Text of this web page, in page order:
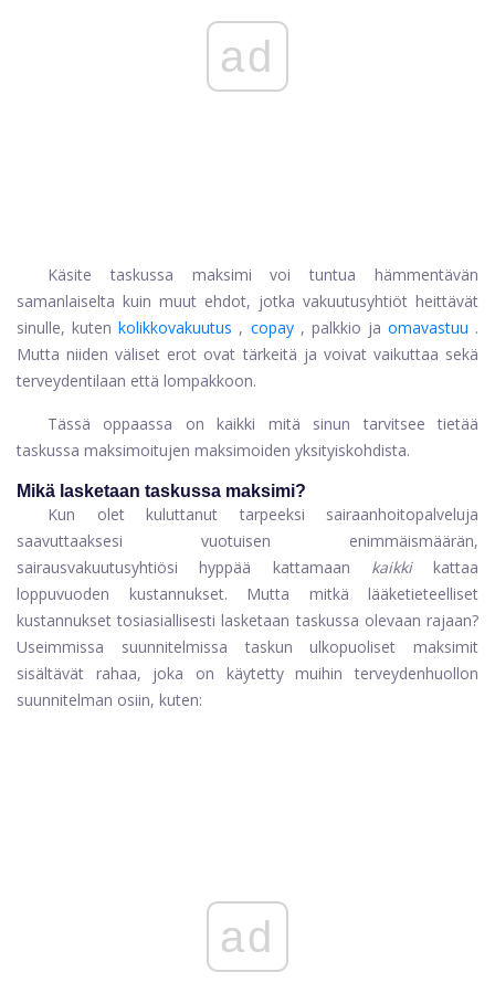
ad
Käsite taskussa maksimi voi tuntua hämmentävän
samanlaiselta kuin muut ehdot, jotka vakuutusyhtiöt heittävät
sinulle, kuten kolikkovakuutus , copay , palkkio ja omavastuu .
Mutta niiden väliset erot ovat tärkeitä ja voivat vaikuttaa sekä
terveydentilaan että lompakkoon.
Tässä oppaassa on kaikki mitä sinun tarvitsee tietää
taskussa maksimoitujen maksimoiden yksityiskohdista.
Mikä lasketaan taskussa maksimi?
Kun olet kuluttanut tarpeeksi sairaanhoitopalveluja
saavuttaaksesi vuotuisen enimmäismäärän,
sairausvakuutusyhtiösi hyppää kattamaan
kaikki
kattaa
loppuvuoden kustannukset. Mutta mitkä lääketieteelliset
kustannukset tosiasiallisesti lasketaan taskussa olevaan rajaan?
Useimmissa suunnitelmissa taskun ulkopuoliset maksimit
sisältävät rahaa, joka on käytetty muihin terveydenhuollon
suunnitelman osiin, kuten:
ad